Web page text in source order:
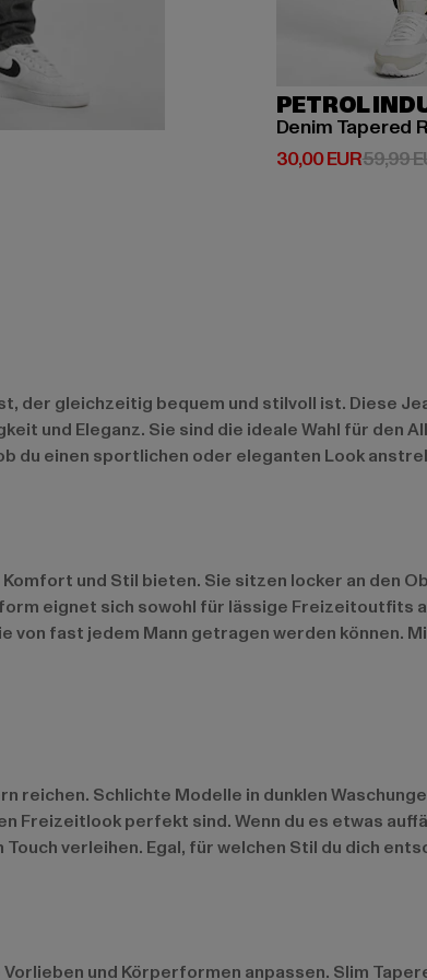
59,99 EUR
PETROL
Denim Tapered
30,00 EUR
Derzeitiger Preis:
59,99
der gleichzeitig bequem und stilvoll ist. Diese
und Eleganz. Sie sind die ideale Wahl für den
du einen sportlichen oder eleganten Look
und Stil bieten. Sie sitzen locker an den
eignet sich sowohl für lässige Freizeitoutfits
fast jedem Mann getragen werden können.
reichen. Schlichte Modelle in dunklen
Freizeitlook perfekt sind. Wenn du es etwas
verleihen. Egal, für welchen Stil du dich
und Körperformen anpassen. Slim